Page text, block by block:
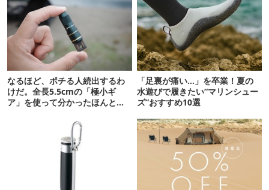
なるほど、ポチる人続出するわ
けだ。全長5.5cmの「極小ギ
ア」を使って分かったほんとの
「足裏が痛い…」を卒業！夏の
水遊びで履きたい“マリンシュー
ズ”おすすめ10選